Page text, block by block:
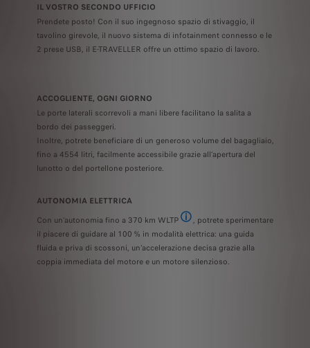
IL VOSTRO SECONDO UFFICIO
Prendete posto! Con il suo ingegnoso spazio di stivaggio, il
tavolino girevole, il nuovo sistema di infotainment connesso e le
2 prese USB, il E-TRAVELLER offre un ottimo spazio di lavoro.
ACCOGLIENTE, OGNI GIORNO
Le porte laterali scorrevoli a mani libere facilitano la salita a
bordo dei passeggeri.
Inoltre, potrete beneficiare di un generoso volume del bagagliaio,
fino a 4554 litri, facilmente accessibile grazie all’apertura del
lunotto o del portellone posteriore.
AUTONOMIA ELETTRICA
Con un’autonomia fino a 370 km WLTP
In fase di omologazione -
, potrete sperimentare
il piacere di guidare al 100 % in modalità elettrica: una guida
fluida e priva di scossoni, un’accelerazione decisa grazie alla
coppia immediata del motore e un motore silenzioso.